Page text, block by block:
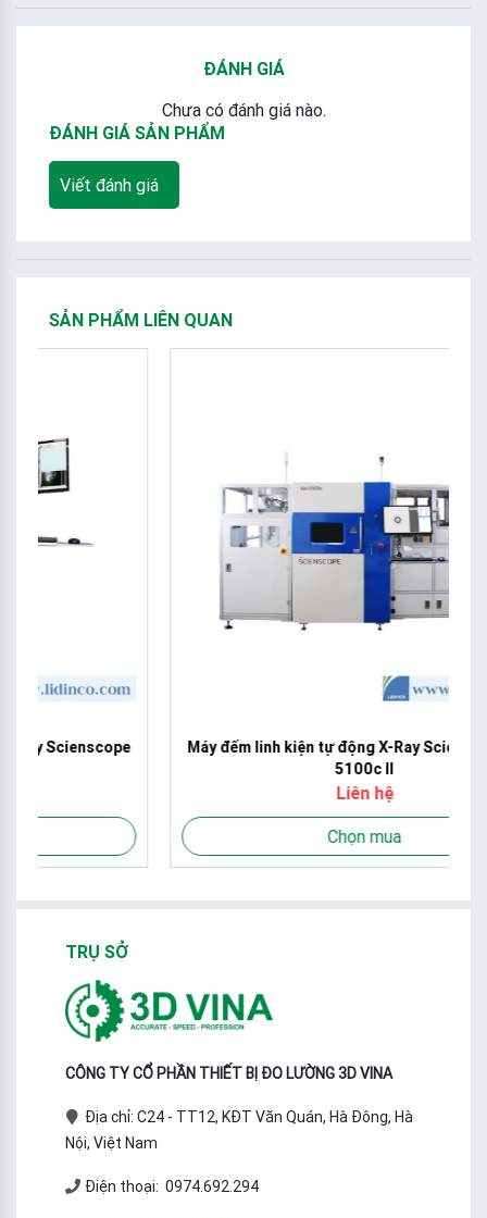
ĐÁNH GIÁ
Chưa có đánh giá nào.
ĐÁNH GIÁ SẢN PHẨM
Viết đánh giá
SẢN PHẨM LIÊN QUAN
Máy đếm linh kiện tự động X-Ray Scienscope AXI-
TRỤ SỞ
CÔNG TY CỔ PHẦN THIẾT BỊ ĐO LƯỜNG 3D VINA
Địa chỉ: C24 - TT12, KĐT Văn Quán, Hà Đông, Hà
Nội, Việt Nam
Điện thoại: 0974.692.294